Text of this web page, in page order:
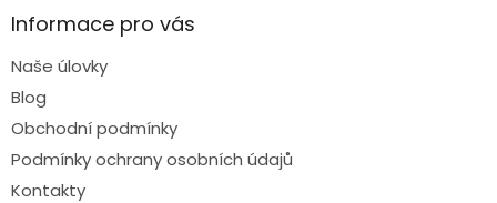
Informace pro vás
Naše úlovky
Blog
Obchodní podmínky
Podmínky ochrany osobních údajů
Kontakty